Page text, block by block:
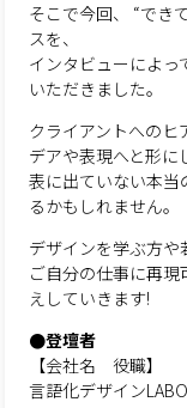
そこで今回、 “でき
スを、
インタビューによっ
いただきました。
クライアントへのヒ
デアや表現へと形に
表に出ていない本当
るかもしれません。
デザインを学ぶ方や
ご自分の仕事に再
えしていきます!
●登壇者
【会社名 役職】
言語化デザイン